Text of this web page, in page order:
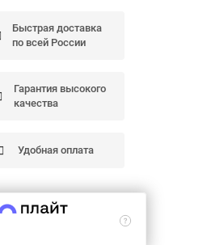
Быстрая доставка
по всей России
Гарантия высокого
качества
Удобная оплата